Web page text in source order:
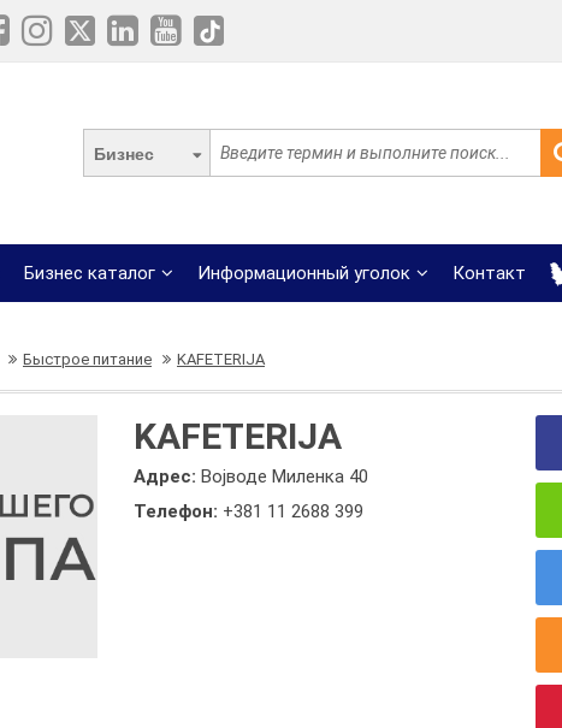
Бизнес
Бизнес каталог Информационный уголок Контакт
Быстрое питание KAFETERIJA
KAFETERIJA
Адрес:Војводе Миленка 40
Телефон: +381 11 2688 399